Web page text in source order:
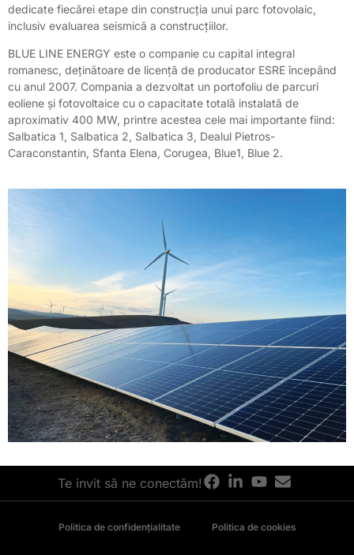
dedicate fiecărei etape din construcția unui parc fotovolaic,
inclusiv evaluarea seismică a construcțiilor.
BLUE LINE ENERGY este o companie cu capital integral
romanesc, deținătoare de licență de producator ESRE începând
cu anul 2007. Compania a dezvoltat un portofoliu de parcuri
eoliene și fotovoltaice cu o capacitate totală instalată de
aproximativ 400 MW, printre acestea cele mai importante fiind:
Salbatica 1, Salbatica 2, Salbatica 3, Dealul Pietros-
Caraconstantin, Sfanta Elena, Corugea, Blue1, Blue 2.
Te invit să ne conectăm!
Politica de confidențialitate Politica de cookies